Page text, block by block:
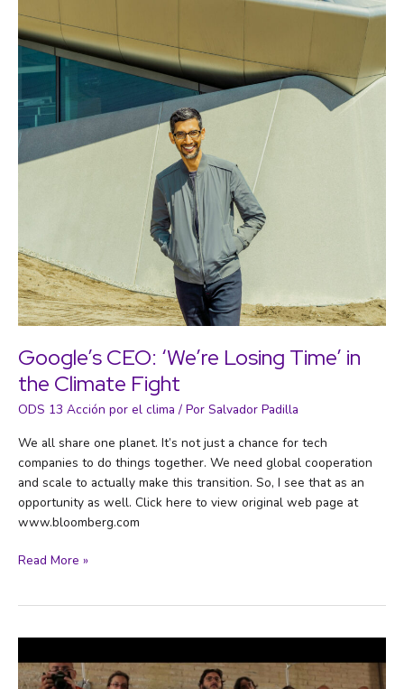
Google’s CEO: ‘We’re Losing Time’ in
the Climate Fight
ODS 13 Acción por el clima / Por Salvador Padilla
We all share one planet. It’s not just a chance for tech
companies to do things together. We need global cooperation
and scale to actually make this transition. So, I see that as an
opportunity as well. Click here to view original web page at
www.bloomberg.com
Google’s
Time’
in
the
Read More »